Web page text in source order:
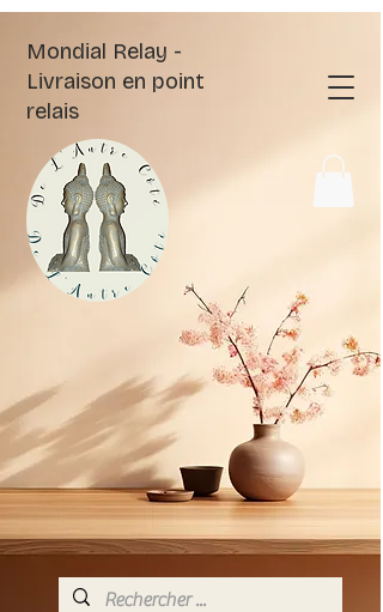
Mondial Relay -
Livraison en point
relais